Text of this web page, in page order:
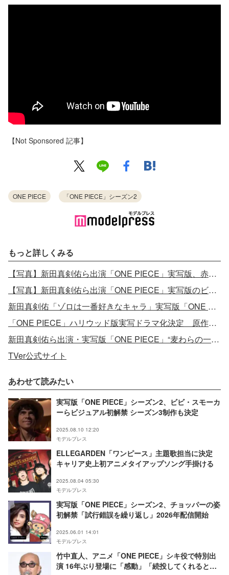
【Not Sponsored 記事】
ONE PIECE 「ONE PIECE」シーズン2
もっと詳しくみる
【写真】新田真剣佑ら出演「ONE PIECE」実写版、赤髪のシャンクス役決定
【写真】新田真剣佑ら出演「ONE PIECE」実写版のビジュアルが話題
新田真剣佑「ゾロは一番好きなキャラ」実写版「ONE PIECE」キャストインタビュー集公開
「ONE PIECE」ハリウッド版実写ドラマ化決定 原作・尾田栄一郎氏がコメント
新田真剣佑ら出演・実写版「ONE PIECE」“麦わらの一味”お披露目の初映像公開
TVer公式サイト
あわせて読みたい
実写版「ONE PIECE」シーズン2、ビビ・スモーカ
ーらビジュアル初解禁 シーズン3制作も決定
2025.08.10 12:20
モデルプレス
ELLEGARDEN「ワンピース」主題歌担当に決定
キャリア史上初アニメタイアップソング手掛ける
2025.08.04 05:30
モデルプレス
実写版「ONE PIECE」シーズン2、チョッパーの姿
初解禁「試行錯誤を繰り返し」2026年配信開始
2025.06.01 14:01
モデルプレス
竹中直人、アニメ「ONE PIECE」シキ役で特別出
演 16年ぶり登場に「感動」「続投してくれると